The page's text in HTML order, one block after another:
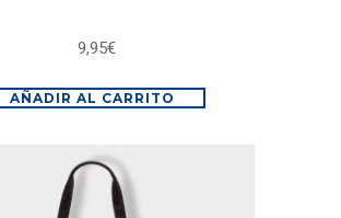
9,95€
AÑADIR AL CARRITO